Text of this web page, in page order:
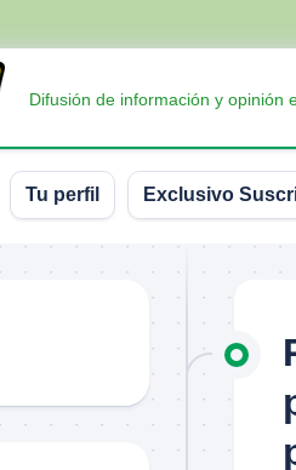
Difusión de información y opinión
Tu perfil Exclusivo